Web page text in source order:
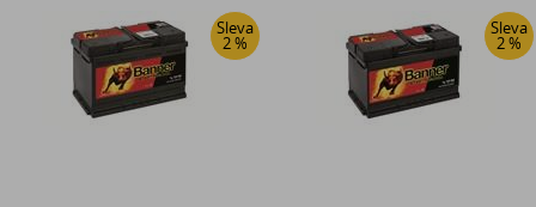
Sleva
2 %
Sleva
2 %